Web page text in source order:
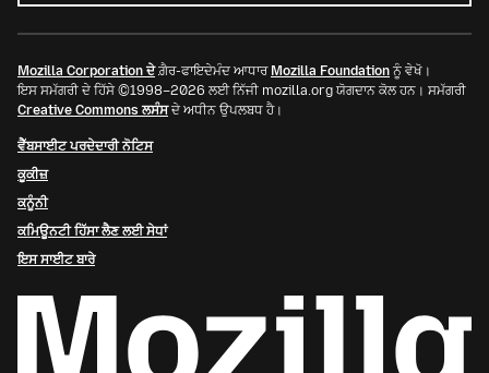
Mozilla Corporation ਦੇਗ਼ੈਰ-ਫਾਇਦੇਮੰਦ ਆਧਾਰ Mozilla Foundation ਨੂੰ ਵੇਖੋ।
ਇਸ ਸਮੱਗਰੀ ਦੇ ਹਿੱਸੇ ©1998–2026 ਲਈ ਨਿੱਜੀ mozilla.org ਯੋਗਦਾਨ ਕੋਲ ਹਨ। ਸਮੱਗਰੀ
Creative Commons ਲਸੰਸਦੇ ਅਧੀਨ ਉਪਲਬਧ ਹੈ।
ਵੈੱਬਸਾਈਟ ਪਰਦੇਦਾਰੀ ਨੋਟਿਸ
ਕੂਕੀਜ਼
ਕਨੂੰਨੀ
ਕਮਿਊਨਟੀ ਹਿੱਸਾ ਲੈਣ ਲਈ ਸੇਧਾਂ
ਇਸ ਸਾਈਟ ਬਾਰੇ